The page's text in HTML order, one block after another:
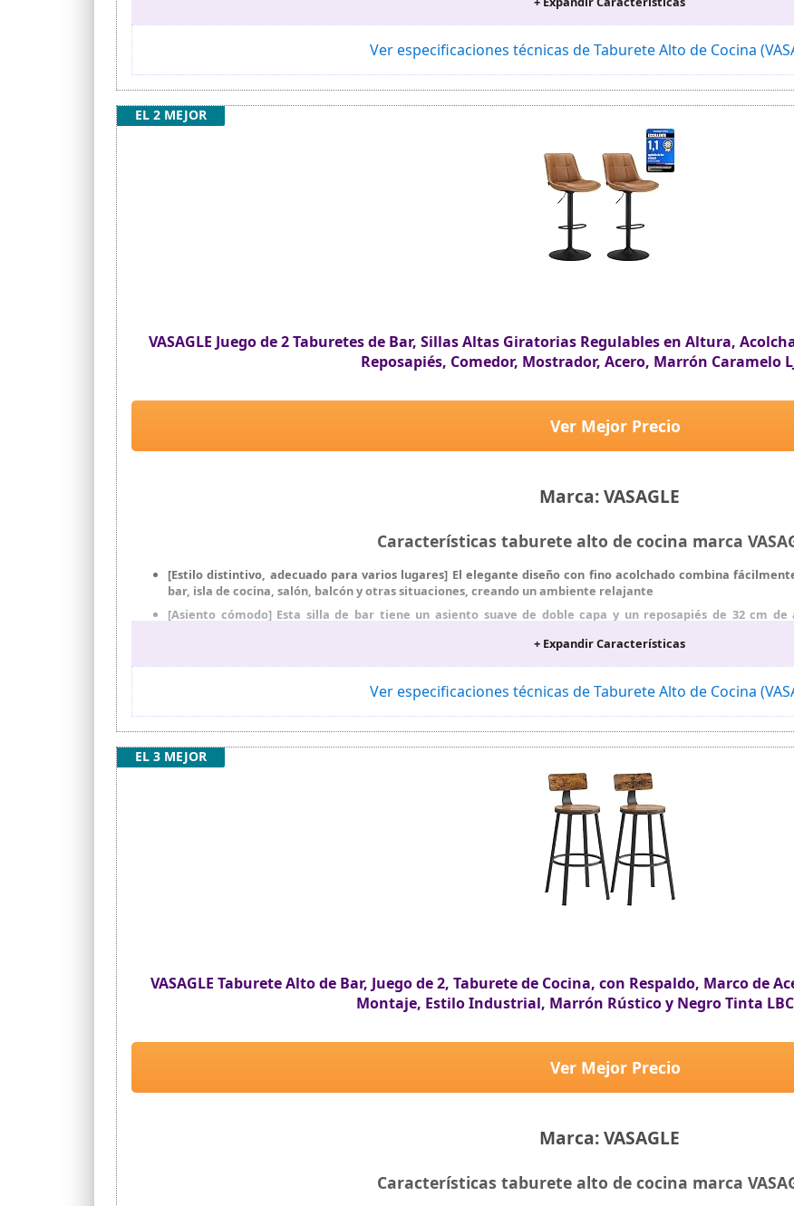
Ahorro de espacio: Con un diseño compacto de diámetro de 32 cm y una altura de 65 cm cada uno, los
mayoría de las mesas de bar para ahorrar espacio cuando no se utilizan
Fácil de montar: Gracias a las instrucciones fáciles de seguir y a las piezas individuales etiquetadas, montar
Qué hay en la caja: 2 elegantes y robustos taburetes de bar con reposapiés que proporcionan un
mantener una postura saludable y relajada
Ver especificaciones técnicas de Taburete Alto de Cocina
VASAGLE Juego de 2 Taburetes de Bar, Sillas Altas Giratorias Regulables en Altura,
Reposapiés, Comedor, Mostrador, Acero, Marrón Caramelo
Marca: VASAGLE
Ver Mejor Precio
EL 2 MEJOR
Características taburete alto de cocina marca
[Estilo distintivo, adecuado para varios lugares] El elegante diseño con fino acolchado combina
bar, isla de cocina, salón, balcón y otras situaciones, creando un ambiente relajante
[Asiento cómodo] Esta silla de bar tiene un asiento suave de doble capa y un reposapiés de 32 cm
[Seguro y estable] El pistón de gas de alta calidad, el armazón de acero cromado y la amplia base (Ø 45
máxima estabilidad incluso con giro de 360°
[Regulable en altura y giratorio 360°] El taburete de bar es regulable en altura de 62 a 84 cm, también es
[Fácil de limpiar] La superficie de PU y la barra de soporte, el reposapiés y la base en negro mate se
mantenerlos impecables
+ Expandir Características
Ver especificaciones técnicas de Taburete Alto de Cocina
VASAGLE Taburete Alto de Bar, Juego de 2, Taburete de Cocina, con Respaldo, Marco de
Montaje, Estilo Industrial, Marrón Rústico y Negro Tinta
Marca: VASAGLE
Ver Mejor Precio
EL 3 MEJOR
Características taburete alto de cocina marca